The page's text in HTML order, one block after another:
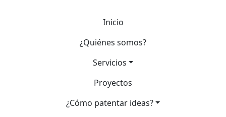
Inicio
¿Quiénes somos?
Servicios
Proyectos
¿Cómo patentar ideas?